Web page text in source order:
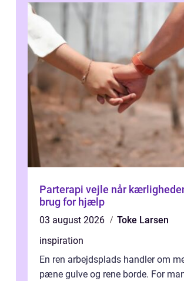
Parterapi vejle når kærligheden har
brug for hjælp
03 august 2026
Toke Larsen
inspiration
En ren arbejdsplads handler om
pæne gulve og rene borde. For